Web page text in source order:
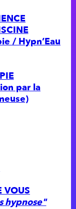
/ Hypn’Eau
par la
VOUS
hypnose"